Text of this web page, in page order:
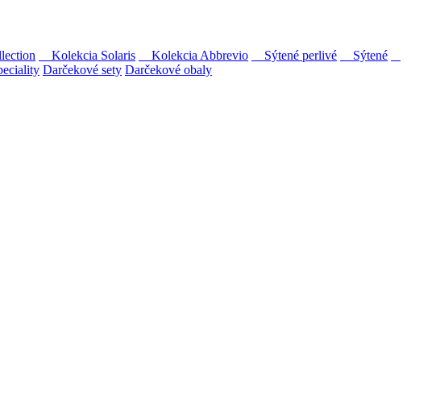
Kolekcia Solaris Kolekcia Abbrevio Sýtené perlivé
Sýtené
Darčekové sety Darčekové obaly
Lipovina a Muškát žltý reduktívnou technológiou. Hrozno spracúvame